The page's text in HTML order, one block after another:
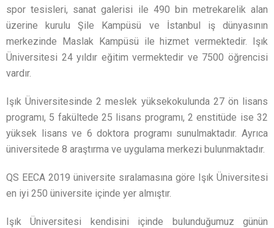
spor tesisleri, sanat galerisi ile 490 bin metrekarelik alan
üzerine kurulu Şile Kampüsü ve İstanbul iş dünyasının
merkezinde Maslak Kampüsü ile hizmet vermektedir. Işık
Üniversitesi 24 yıldır eğitim vermektedir ve 7500 öğrencisi
vardır.
Işık Üniversitesinde 2 meslek yüksekokulunda 27 ön lisans
programı, 5 fakültede 25 lisans programı, 2 enstitüde ise 32
yüksek lisans ve 6 doktora programı sunulmaktadır. Ayrıca
üniversitede 8 araştırma ve uygulama merkezi bulunmaktadır.
QS EECA 2019 üniversite sıralamasına göre Işık Üniversitesi
en iyi 250 üniversite içinde yer almıştır.
Işık Üniversitesi kendisini içinde bulunduğumuz günün